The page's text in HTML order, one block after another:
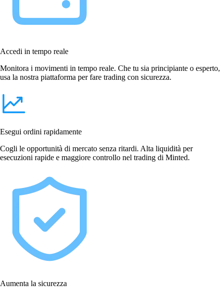
Accedi in tempo reale
Monitora i movimenti in tempo reale. Che tu sia principiante o esperto,
usa la nostra piattaforma per fare trading con sicurezza.
Esegui ordini rapidamente
Cogli le opportunità di mercato senza ritardi. Alta liquidità per
esecuzioni rapide e maggiore controllo nel trading di Minted.
Aumenta la sicurezza